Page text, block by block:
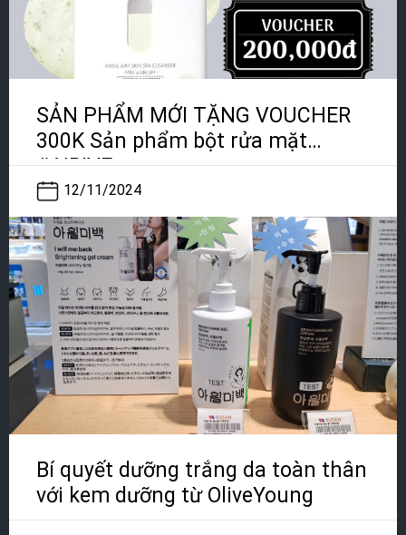
SẢN PHẨM MỚI TẶNG VOUCHER
300K Sản phẩm bột rửa mặt
#AIRIVE
12/11/2024
Bí quyết dưỡng trắng da toàn thân
với kem dưỡng từ OliveYoung